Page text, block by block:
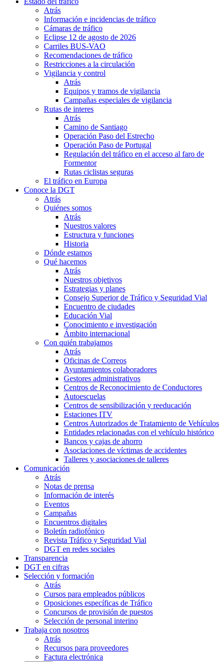
Atrás
Información e incidencias de tráfico
Cámaras de tráfico
Eclipse 12 de agosto de 2026
Carriles BUS-VAO
Recomendaciones de tráfico
Restricciones a la circulación
Vigilancia y control
Atrás
Equipos y tramos de vigilancia
Campañas especiales de vigilancia
Rutas de interes
Atrás
Camino de Santiago
Operación Paso del Estrecho
Operación Paso de Portugal
Regulación del tráfico en el acceso al faro de
Formentor
Rutas ciclistas seguras
El tráfico en Europa
Conoce la DGT
Atrás
Quiénes somos
Atrás
Nuestros valores
Estructura y funciones
Historia
Dónde estamos
Qué hacemos
Atrás
Nuestros objetivos
Estrategias y planes
Consejo Superior de Tráfico y Seguridad Vial
Encuentro de ciudades
Educación Vial
Conocimiento e investigación
Ámbito internacional
Con quién trabajamos
Atrás
Oficinas de Correos
Ayuntamientos colaboradores
Gestores administrativos
Centros de Reconocimiento de Conductores
Autoescuelas
Centros de sensibilización y reeducación
Estaciones ITV
Centros Autorizados de Tratamiento de Vehículos
Entidades relacionadas con el vehículo histórico
Bancos y cajas de ahorro
Asociaciones de víctimas de accidentes
Talleres y asociaciones de talleres
Comunicación
Atrás
Notas de prensa
Información de interés
Eventos
Campañas
Encuentros digitales
Boletín radiofónico
Revista Tráfico y Seguridad Vial
DGT en redes sociales
Transparencia
DGT en cifras
Selección y formación
Atrás
Cursos para empleados públicos
Oposiciones específicas de Tráfico
Concursos de provisión de puestos
Selección de personal interino
Trabaja con nosotros
Atrás
Recursos para proveedores
Factura electrónica